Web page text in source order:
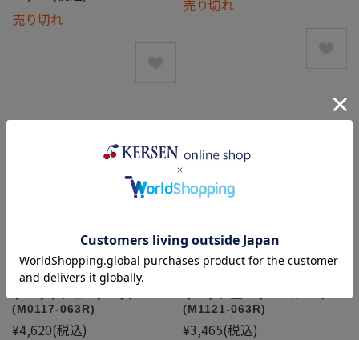
売り切れ
売り切れ
(M0117-063R)
¥4,620(税込)
(M1121-063R)
¥3,465(税込)